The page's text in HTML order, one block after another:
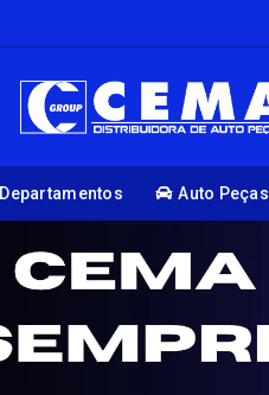
Departamentos Auto Peças